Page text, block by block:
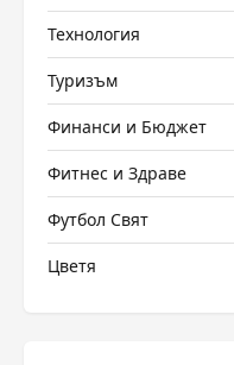
Технология
Туризъм
Финанси и Бюджет
Фитнес и Здраве
Футбол Свят
Цветя